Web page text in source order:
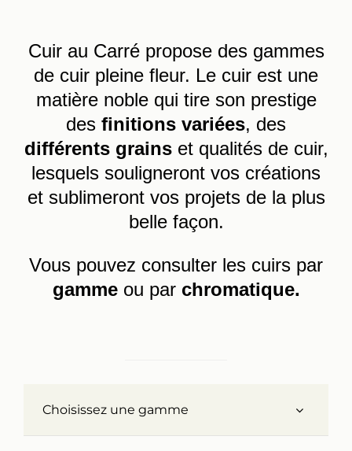
Collaborations
Designers
Réalisations
Panier
Mon compte
Cuir au Carré propose des gammes
de cuir pleine fleur. Le cuir est une
matière noble qui tire son prestige
des finitions variées, des
différents grainset qualités de cuir,
lesquels souligneront vos créations
et sublimeront vos projets de la plus
belle façon.
Vous pouvez consulter les cuirs par
gammeou par chromatique.
Choisissez une gamme